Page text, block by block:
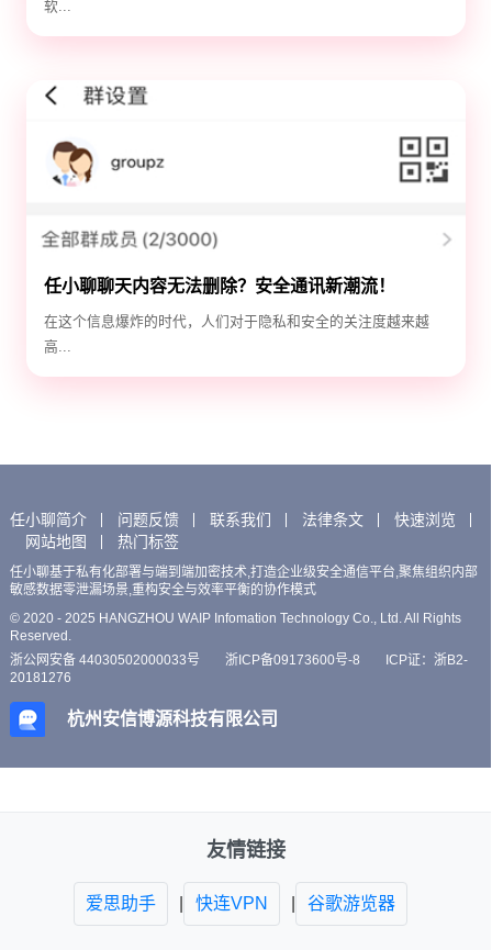
软...
任小聊聊天内容无法删除？安全通讯新潮流！
在这个信息爆炸的时代，人们对于隐私和安全的关注度越来越
高...
任小聊简介 问题反馈 联系我们 法律条文
快速浏览
网站地图
热门标签
任小聊基于私有化部署与端到端加密技术,打造企业级安全通信平台,聚焦组织内部
敏感数据零泄漏场景,重构安全与效率平衡的协作模式
© 2020 - 2025 HANGZHOU WAIP Infomation Technology Co., Ltd. All Rights
Reserved.
浙公网安备 44030502000033号
浙ICP备09173600号-8
ICP证：浙B2-
20181276
杭州安信博源科技有限公司
友情链接
爱思助手 快连VPN 谷歌游览器